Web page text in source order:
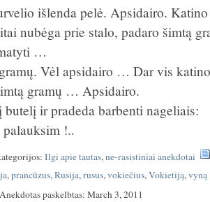
išlenda pelė. Apsidairo.
nubėga prie stalo, padaro šimtą
…
Vėl apsidairo … Dar vis
gramų … Apsidairo.
ir pradeda barbenti nageliais:
!..
Ilgi apie tautas,ne-rasistiniai anekdotai
,prancūzus,Rusija,rusus,vokiečius,Vokietiją,vyną
Anekdotas paskelbtas: March 3, 2011